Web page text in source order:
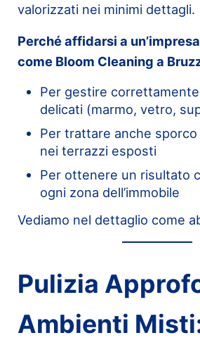
valorizzati nei minimi dettagli.
Perché affidarsi a
come Bloom Cleaning a
Per gestire
delicati (marmo, vetro,
Per trattare anche
nei terrazzi esposti
Per ottenere un risultato
ogni zona dell’immobile
Vediamo nel dettaglio come
Pulizia
Ambienti